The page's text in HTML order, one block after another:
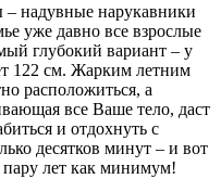
– надувные нарукавники
уже давно все взрослые
глубокий вариант – у
122 см. Жарким летним
расположиться, а
все Ваше тело, даст
и отдохнуть с
десятков минут – и вот
лет как минимум!